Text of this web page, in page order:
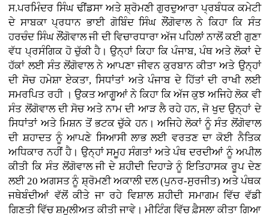
ਸ.ਪਰਮਿੰਦਰ ਸਿੰਘ ਢੀਂਡਸਾ ਅਤੇ ਸ਼੍ਰੋਮਣੀ ਗੁਰਦੁਆਰਾ ਪ੍ਰਬੰਧਕ ਕਮੇਟੀ
ਦੇ ਸਾਬਕਾ ਪ੍ਰਧਾਨ ਭਾਈ ਗੋਬਿੰਦ ਸਿੰਘ ਲੌਂਗੋਵਾਲ ਨੇ ਕਿਹਾ ਕਿ ਸੰਤ
ਹਰਚੰਦ ਸਿੰਘ ਲੌਂਗੋਵਾਲ ਜੀ ਦੀ ਵਿਚਾਰਧਾਰਾ ਅੱਜ ਪਹਿਲਾਂ ਨਾਲੋਂ ਕਈ ਗੁਣਾ
ਵੱਧ ਪ੍ਰਸੰਗਿਕ ਹੋ ਚੁੱਕੀ ਹੈ। ਉਨ੍ਹਾਂ ਕਿਹਾ ਕਿ ਪੰਜਾਬ, ਪੰਥ ਅਤੇ ਲੋਕਾਂ ਦੇ
ਹੱਕਾਂ ਲਈ ਸੰਤ ਲੋਂਗੋਵਾਲ ਨੇ ਆਪਣਾ ਜੀਵਨ ਕੁਰਬਾਨ ਕੀਤਾ ਅਤੇ ਉਨ੍ਹਾਂ
ਦੀ ਸੋਚ ਹਮੇਸ਼ਾ ਏਕਤਾ, ਸਿਧਾਂਤਾਂ ਅਤੇ ਪੰਜਾਬ ਦੇ ਹਿੱਤਾਂ ਦੀ ਰਾਖੀ ਲਈ
ਸਮਰਪਿਤ ਰਹੀ । ਉਕਤ ਆਗੂਆਂ ਨੇ ਕਿਹਾ ਕਿ ਅੱਜ ਕੁਝ ਅਜਿਹੇ ਲੋਕ ਵੀ
ਸੰਤ ਲੋਂਗੋਵਾਲ ਦੀ ਸੋਚ ਅਤੇ ਨਾਮ ਦੀ ਆੜ ਲੈ ਰਹੇ ਹਨ, ਜੋ ਖੁਦ ਉਨ੍ਹਾਂ ਦੇ
ਸਿਧਾਂਤਾਂ ਅਤੇ ਮਿਸ਼ਨ ਤੋਂ ਭਟਕ ਚੁੱਕੇ ਹਨ। ਅਜਿਹੇ ਲੋਕਾਂ ਨੂੰ ਸੰਤ ਲੋਂਗੋਵਾਲ
ਦੀ ਸ਼ਹਾਦਤ ਨੂੰ ਆਪਣੇ ਸਿਆਸੀ ਲਾਭ ਲਈ ਵਰਤਣ ਦਾ ਕੋਈ ਨੈਤਿਕ
ਅਧਿਕਾਰ ਨਹੀਂ ਹੈ। ਉਨ੍ਹਾਂ ਸਮੂਹ ਸੰਗਤਾਂ ਅਤੇ ਪੰਥ ਦਰਦੀਆਂ ਨੂੰ ਅਪੀਲ
ਕੀਤੀ ਕਿ ਸੰਤ ਲੋਂਗੋਵਾਲ ਜੀ ਦੇ ਸ਼ਹੀਦੀ ਦਿਹਾੜੇ ਨੂੰ ਇਤਿਹਾਸਕ ਰੂਪ ਦੇਣ
ਲਈ 20 ਅਗਸਤ ਨੂੰ ਸ਼੍ਰੋਮਣੀ ਅਕਾਲੀ ਦਲ (ਪੁਨਰ-ਸੁਰਜੀਤ) ਅਤੇ ਪੰਥਕ
ਜਥੇਬੰਦੀਆਂ ਵੱਲੋਂ ਕੀਤੇ ਜਾ ਰਹੇ ਵਿਸ਼ਾਲ ਸ਼ਹੀਦੀ ਸਮਾਗਮ ਵਿੱਚ ਵੱਡੀ
ਗਿਣਤੀ ਵਿੱਚ ਸ਼ਮੂਲੀਅਤ ਕੀਤੀ ਜਾਵੇ। ਮੀਟਿੰਗ ਵਿੱਚ ਫ਼ੈਸਲਾ ਕੀਤਾ ਗਿਆ